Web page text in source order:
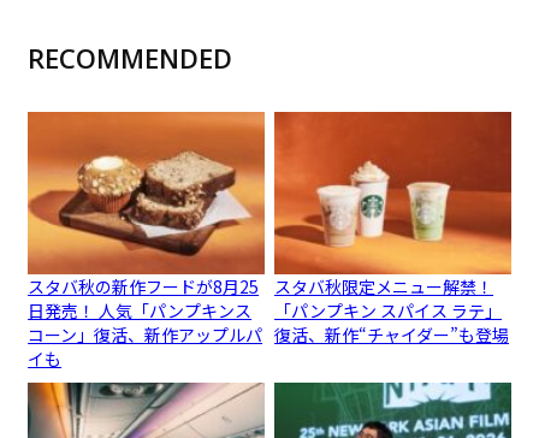
RECOMMENDED
スタバ秋の新作フードが8月25
日発売！ 人気「パンプキンス
コーン」復活、新作アップルパ
イも
スタバ秋限定メニュー解禁！
「パンプキン スパイス ラテ」
復活、新作“チャイダー”も登場